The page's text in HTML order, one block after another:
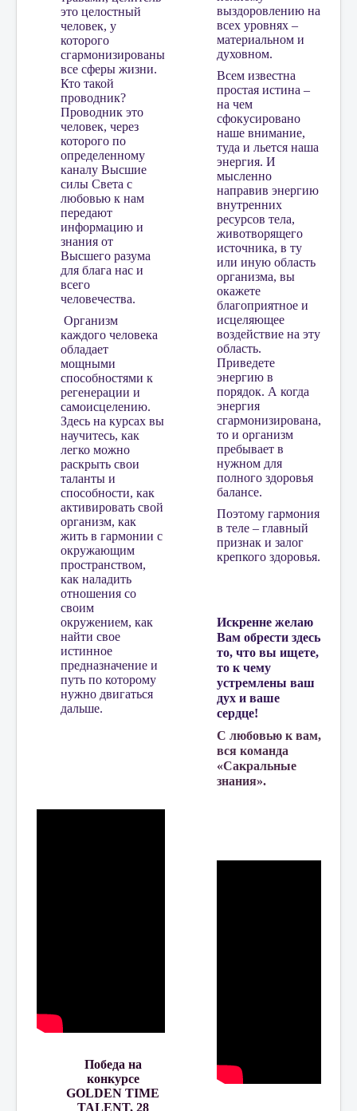
это целостный
человек, у
которого
сгармонизированы
все сферы жизни.
Кто такой
проводник?
Проводник это
человек, через
которого по
определенному
каналу Высшие
силы Света с
любовью к нам
передают
информацию и
знания от
Высшего разума
для блага нас и
всего
человечества.
Организм
каждого человека
обладает
мощными
способностями к
регенерации и
самоисцелению.
Здесь на курсах вы
научитесь, как
легко можно
раскрыть свои
таланты и
способности, как
активировать свой
организм, как
жить в гармонии с
окружающим
пространством,
как наладить
отношения со
своим
окружением, как
найти свое
истинное
предназначение и
путь по которому
нужно двигаться
дальше.
Победа на
конкурсе
GOLDEN TIME
TALENT, 28
выздоровлению на
всех уровнях –
материальном и
духовном.
Всем известна
простая истина –
на чем
сфокусировано
наше внимание,
туда и льется наша
энергия. И
мысленно
направив энергию
внутренних
ресурсов тела,
животворящего
источника, в ту
или иную область
организма, вы
окажете
благоприятное и
исцеляющее
воздействие на эту
область.
Приведете
энергию в
порядок. А когда
энергия
сгармонизирована,
то и организм
пребывает в
нужном для
полного здоровья
балансе.
Поэтому гармония
в теле – главный
признак и залог
крепкого здоровья.
Искренне желаю
Вам обрести здесь
то, что вы ищете,
то к чему
устремлены ваш
дух и ваше
сердце!
С любовью к вам,
вся команда
«Сакральные
знания».